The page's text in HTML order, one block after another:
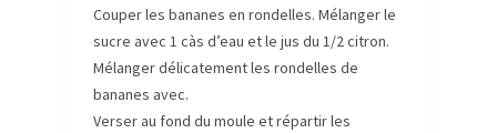
Couper les bananes en rondelles. Mélanger le
sucre avec 1 càs d’eau et le jus du 1/2 citron.
Mélanger délicatement les rondelles de
bananes avec.
Verser au fond du moule et répartir les